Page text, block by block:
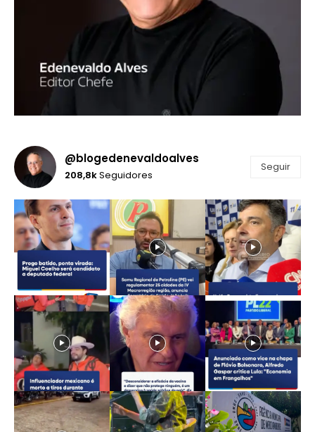
@blogedenevaldoalves
208,8kSeguidores
Seguir